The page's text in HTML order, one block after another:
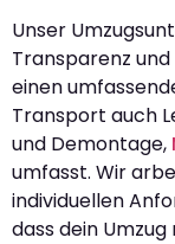
Unser
Transparenz
einen
Transport auch
und Demontage,
umfasst. Wir
individuellen
dass dein